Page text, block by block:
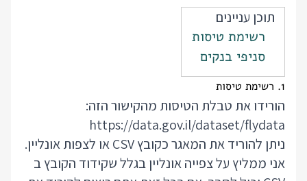
תוכן עניינים
רשימת טיסות
סניפי בנקים
1. רשימת טיסות
הורידו את טבלת הטיסות מהקישור הזה:
https://data.gov.il/dataset/flydata
ניתן להוריד את המאגר כקובץ CSV או לצפות אונליין.
אני ממליץ על צפייה אונליין בגלל שקידוד הקובץ ב